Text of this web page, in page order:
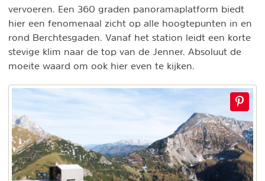
vervoeren. Een 360 graden panoramaplatform biedt
hier een fenomenaal zicht op alle hoogtepunten in en
rond Berchtesgaden. Vanaf het station leidt een korte
stevige klim naar de top van de Jenner. Absoluut de
moeite waard om ook hier even te kijken.